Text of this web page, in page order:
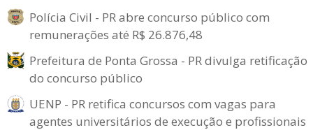
Polícia Civil - PR abre concurso público com
remunerações até R$ 26.876,48
Prefeitura de Ponta Grossa - PR divulga retificação
do concurso público
UENP - PR retifica concursos com vagas para
agentes universitários de execução e profissionais